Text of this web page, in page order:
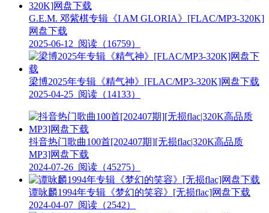
G.E.M. 邓紫棋专辑《I AM GLORIA》[FLAC/MP3-320K]
网盘下载
2025-06-12 阅读（16759）
梁博2025年专辑《精气神》[FLAC/MP3-320K]网盘下载
2025-04-25 阅读（14133）
抖音热门歌曲100首[202407期][无损flac|320K高品质
MP3]网盘下载
2024-07-26 阅读（45275）
谭咏麟1994年专辑《梦幻的笑容》[无损flac]网盘下载
2024-04-07 阅读（2542）